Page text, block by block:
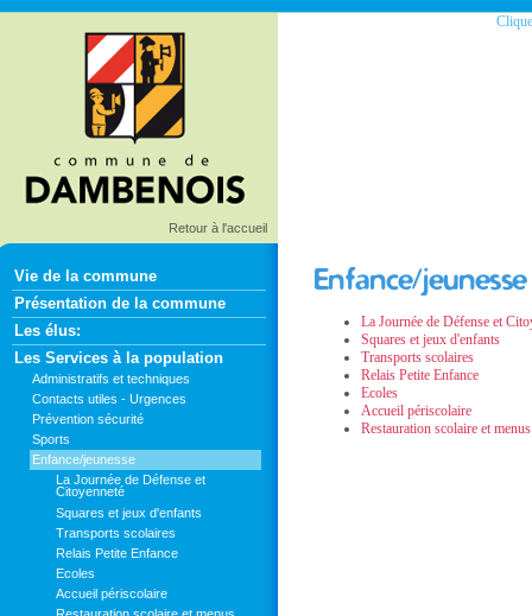
Retour à l'accueil
Vie de la commune
Présentation de la commune
Les élus:
Les Services à la population
Administratifs et techniques
Contacts utiles - Urgences
Prévention sécurité
Sports
Enfance/jeunesse
La Journée de Défense et
Citoyenneté
Squares et jeux d'enfants
Transports scolaires
Relais Petite Enfance
Ecoles
Accueil périscolaire
La Journée de Défense et
Squares et jeux d'enfants
Transports scolaires
Relais Petite Enfance
Ecoles
Accueil périscolaire
Restauration scolaire et menus